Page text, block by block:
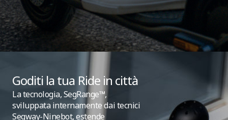
Goditi la tua Ride in città
La tecnologia, SegRange™,
sviluppata internamente dai tecnici
Segway-Ninebot, estende